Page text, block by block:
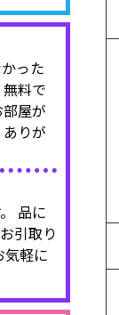
った
料で
屋が
りが
品に
引取り
気軽に